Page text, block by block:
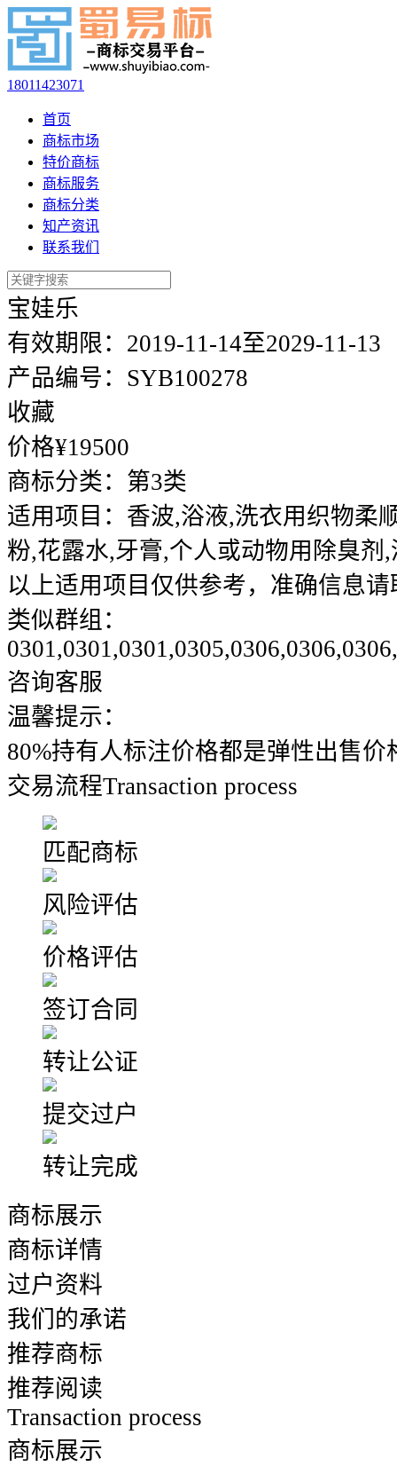
18011423071
首页
商标市场
特价商标
商标服务
商标分类
知产资讯
联系我们
宝娃乐
有效期限： 2019-11-14至2029-11-13
产品编号： SYB100278
收藏
价格¥19500
商标分类： 第3类
适用项目： 香波,浴液,洗衣用织物柔
粉,花露水,牙膏,个人或动物用除臭剂
以上适用项目仅供参考，准确信息
类似群组：
咨询客服
温馨提示：
80%持有人标注价格都是弹性出售
交易流程Transaction process
匹配商标
风险评估
价格评估
签订合同
转让公证
提交过户
转让完成
商标展示
商标详情
过户资料
我们的承诺
推荐商标
推荐阅读
Transaction process
商标展示